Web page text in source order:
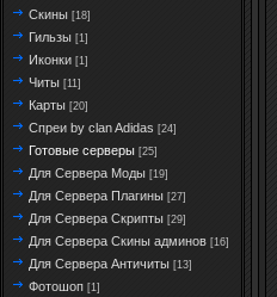
Скины [18]
Гильзы [1]
Иконки [1]
Читы [11]
Карты [20]
Спреи by clan Adidas [24]
Готовые серверы [25]
Для Сервера Моды [19]
Для Сервера Плагины [27]
Для Сервера Скрипты [29]
Для Сервера Скины админов [16]
Для Сервера Античиты [13]
Фотошоп [1]